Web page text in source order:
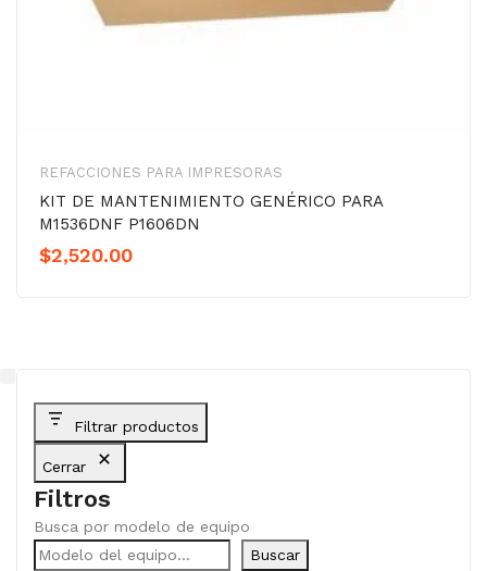
REFACCIONES PARA IMPRESORAS
KIT DE MANTENIMIENTO GENÉRICO PARA
M1536DNF P1606DN
$2,520.00
Filtrar productos
Cerrar
Filtros
Busca por modelo de equipo
Buscar